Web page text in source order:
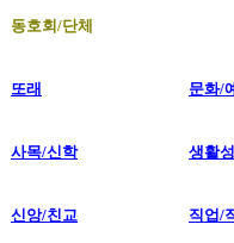
동호회/단체
또래 문화/
사목/신학 생활
신앙/친교 직업/